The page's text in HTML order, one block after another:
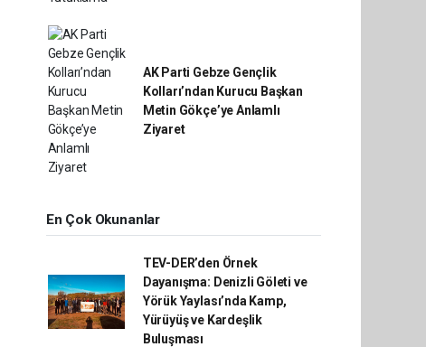
AK Parti Gebze Gençlik
Kolları’ndan Kurucu Başkan
Metin Gökçe’ye Anlamlı
Ziyaret
En Çok Okunanlar
TEV-DER’den Örnek
Dayanışma: Denizli Göleti ve
Yörük Yaylası’nda Kamp,
Yürüyüş ve Kardeşlik
Buluşması